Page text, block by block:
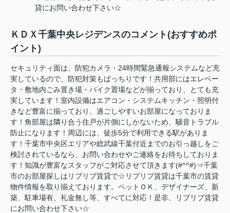
貸にお問い合わせ下さい☆
ＫＤＸ千葉中央レジデンスのコメント(おすすめポ
イント)
セキュリティ面は、防犯カメラ・24時間緊急通報システムなど充
実しているので、防犯対策もばっちりです！共用部にはエレベー
タ・敷地内ごみ置き場・バイク置場などが揃っており、とても充
実しています！室内設備はエアコン・システムキッチン・照明付
きなど豊富に揃っており、過ごしやすいお部屋になっておりま
す！角部屋は隣り合う住戸が片側にしかないため、騒音トラブル
防止になります！周辺には、徒歩5分で利用できる駅がありま
す！千葉市中央区エリアや総武線千葉付近までのお引っ越しをご
検討されているなら、お問い合わせやご連絡をお待ちしておりま
す！知識が豊富なスタッフがご対応させて頂きます(#^^#)⇒千葉
市のお部屋探しはリブリブ賃貸で☆リブリブ賃貸は千葉市の賃貸
物件情報を取り揃えております。ペットＯＫ、デザイナーズ、新
築、駐車場有、礼金無し等、すべてに対応！是非、リブリブ賃貸
にお問い合わせ下さい☆